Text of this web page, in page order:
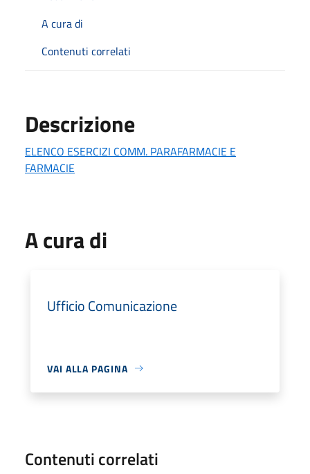
A cura di
Contenuti correlati
Descrizione
ELENCO ESERCIZI COMM. PARAFARMACIE E
FARMACIE
A cura di
Ufficio Comunicazione
VAI ALLA PAGINA
Contenuti correlati